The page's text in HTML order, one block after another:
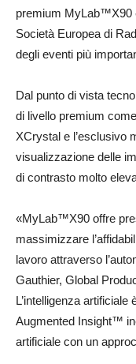
premium MyLab™X90
Società Europea di
degli eventi più
Dal punto di vista
di livello premium
XCrystal e l’esclusivo
visualizzazione delle
di contrasto molto
«MyLab™X90 offre
massimizzare
lavoro attraverso
Gauthier, Global
L’intelligenza
Augmented Insight™
artificiale con un